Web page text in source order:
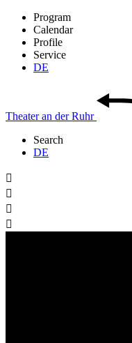
Program
Calendar
Profile
Service
DE
Theateran derRuhr
Search
DE



